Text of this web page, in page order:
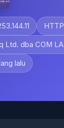
Ltd. dba COM
lalu